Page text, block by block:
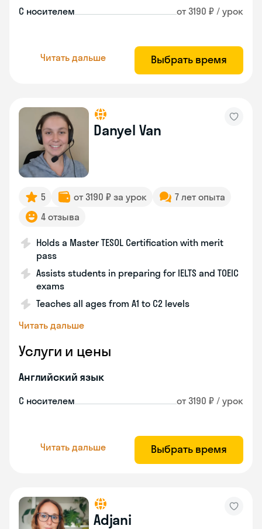
С носителем от 3190 ₽ / урок
Читать дальше Выбрать время
Danyel Van
5 от 3190 ₽ за урок
7 лет опыта
4 отзыва
Holds a Master TESOL Certification with merit
pass
Assists students in preparing for IELTS and TOEIC
exams
Teaches all ages from A1 to C2 levels
Читать дальше
Услуги и цены
Английский язык
С носителем от 3190 ₽ / урок
Читать дальше Выбрать время
Adjani